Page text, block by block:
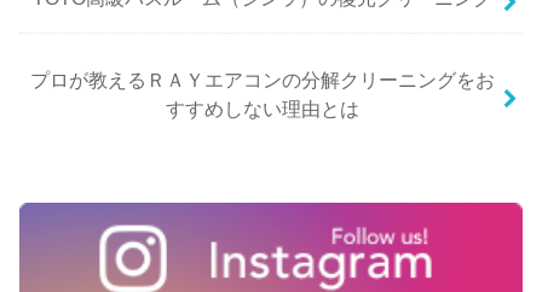
プロが教えるＲＡＹエアコンの分解クリーニングをお
すすめしない理由とは